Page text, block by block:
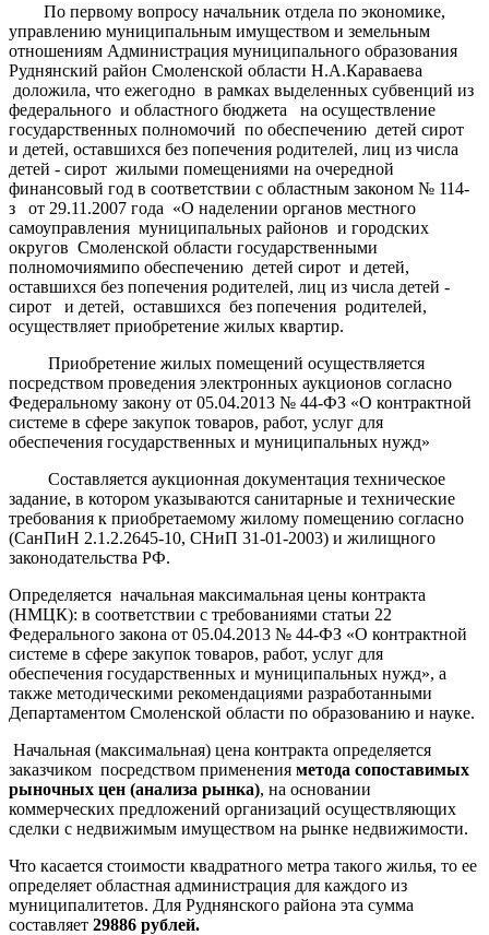
По первому вопросу начальник отдела по экономике,
управлению муниципальным имуществом и земельным
отношениям Администрация муниципального образования
Руднянский район Смоленской области Н.А.Караваева
доложила, что ежегодно в рамках выделенных субвенций из
федерального и областного бюджета на осуществление
государственных полномочий по обеспечению детей сирот
и детей, оставшихся без попечения родителей, лиц из числа
детей - сирот жилыми помещениями на очередной
финансовый год в соответствии с областным законом № 114-
з от 29.11.2007 года «О наделении органов местного
самоуправления муниципальных районов и городских
округов Смоленской области государственными
полномочиямипо обеспечению детей сирот и детей,
оставшихся без попечения родителей, лиц из числа детей -
сирот и детей, оставшихся без попечения родителей,
осуществляет приобретение жилых квартир.
Приобретение жилых помещений осуществляется
посредством проведения электронных аукционов согласно
Федеральному закону от 05.04.2013 № 44-ФЗ «О контрактной
системе в сфере закупок товаров, работ, услуг для
обеспечения государственных и муниципальных нужд»
Составляется аукционная документация техническое
задание, в котором указываются санитарные и технические
требования к приобретаемому жилому помещению согласно
(СанПиН 2.1.2.2645-10, СНиП 31-01-2003) и жилищного
законодательства РФ.
Определяется начальная максимальная цены контракта
(НМЦК): в соответствии с требованиями статьи 22
Федерального закона от 05.04.2013 № 44-ФЗ «О контрактной
системе в сфере закупок товаров, работ, услуг для
обеспечения государственных и муниципальных нужд», а
также методическими рекомендациями разработанными
Департаментом Смоленской области по образованию и науке.
Начальная (максимальная) цена контракта определяется
заказчиком посредством применения метода сопоставимых
рыночных цен (анализа рынка), на основании
коммерческих предложений организаций осуществляющих
сделки с недвижимым имуществом на рынке недвижимости.
Что касается стоимости квадратного метра такого жилья, то ее
определяет областная администрация для каждого из
муниципалитетов. Для Руднянского района эта сумма
составляет 29886 рублей.